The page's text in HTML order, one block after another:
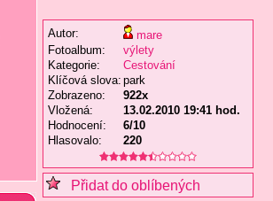
Autor:
mare
Fotoalbum:
výlety
Kategorie:
Cestování
Klíčová slova: park
Zobrazeno:
922x
Vložená:
13.02.2010 19:41 hod.
Hodnocení:
6/10
Hlasovalo:
220
Přidat do oblíbených